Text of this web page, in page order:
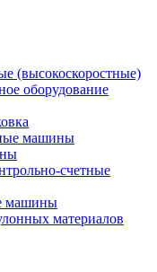
(высокоскоростные)
оборудование
машины
счетные
машины
материалов